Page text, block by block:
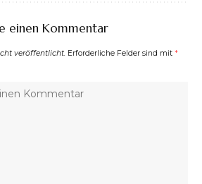
einen Kommentar
veröffentlicht. Erforderliche Felder sind mit *